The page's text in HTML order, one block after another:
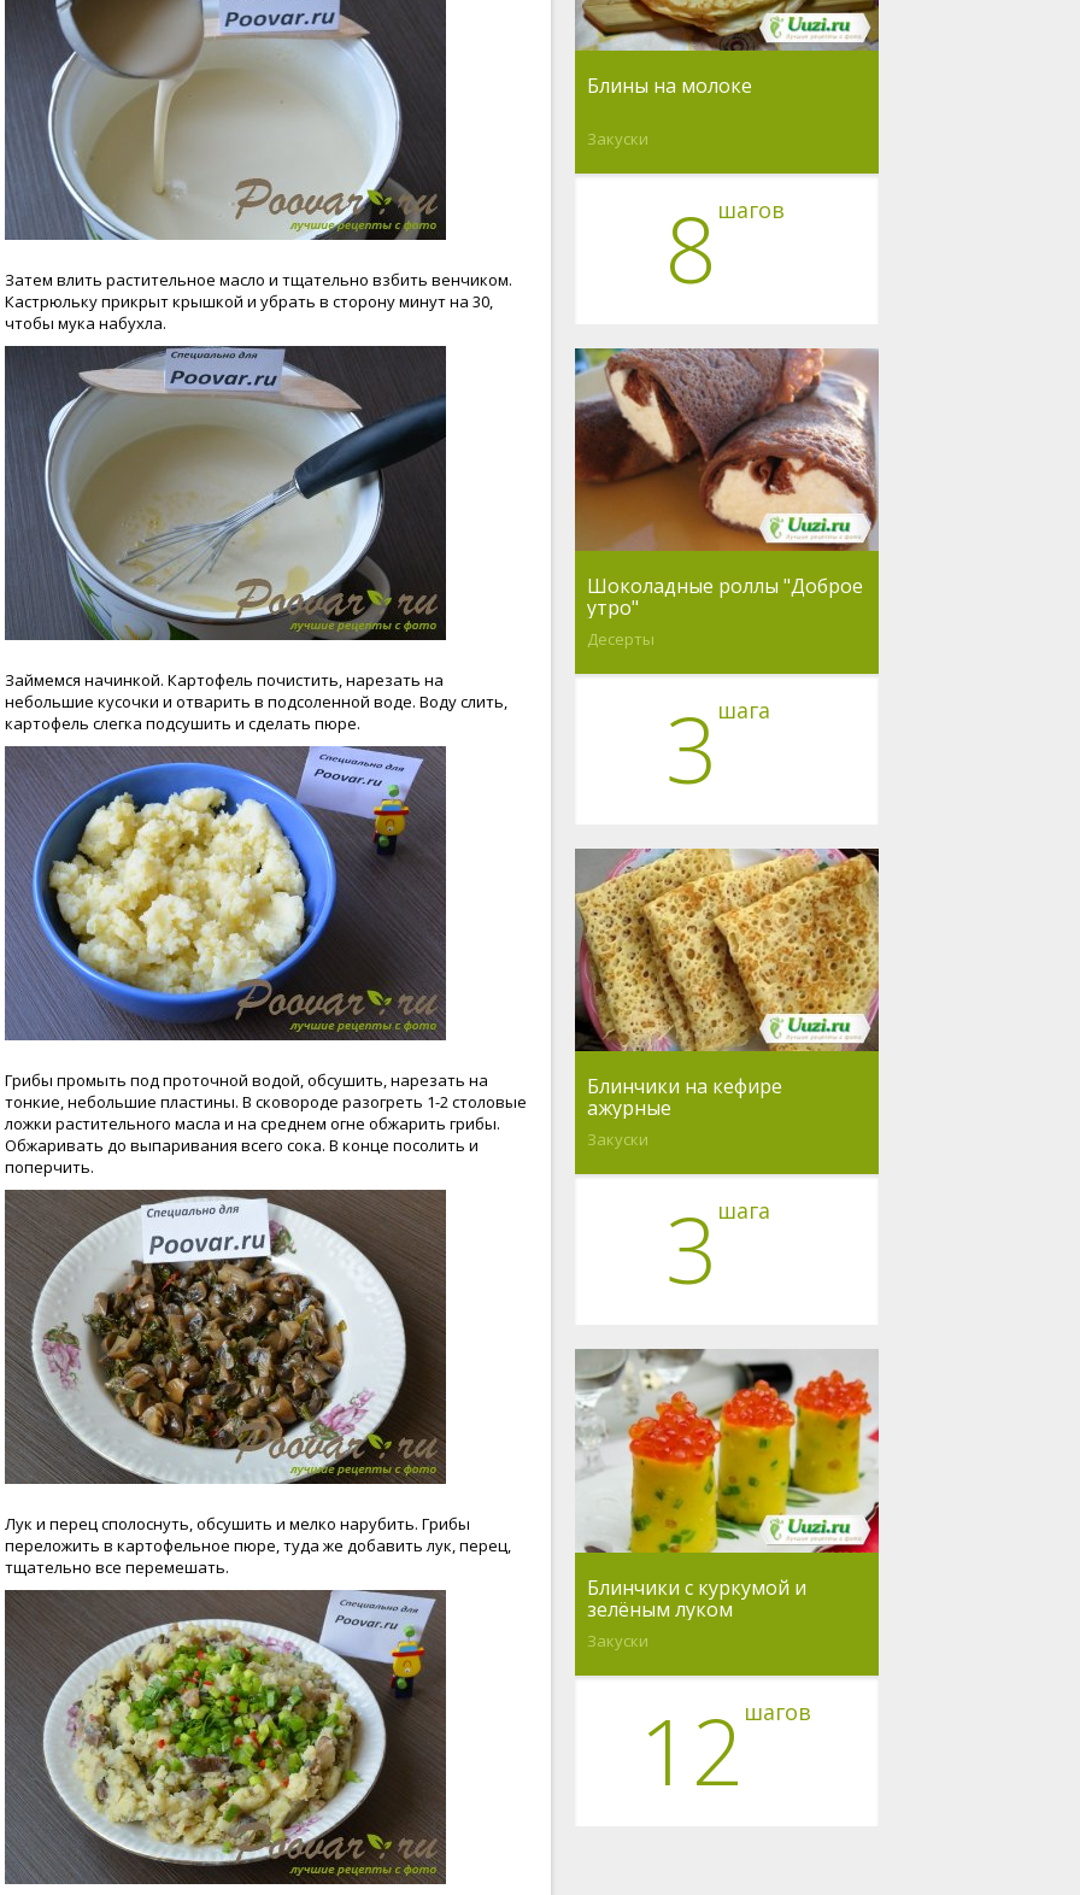
Затем влить растительное масло и тщательно взбить венчиком.
Кастрюльку прикрыт крышкой и убрать в сторону минут на 30,
чтобы мука набухла.
Займемся начинкой. Картофель почистить, нарезать на
небольшие кусочки и отварить в подсоленной воде. Воду слить,
картофель слегка подсушить и сделать пюре.
Грибы промыть под проточной водой, обсушить, нарезать на
тонкие, небольшие пластины. В сковороде разогреть 1-2 столовые
ложки растительного масла и на среднем огне обжарить грибы.
Обжаривать до выпаривания всего сока. В конце посолить и
поперчить.
Лук и перец сполоснуть, обсушить и мелко нарубить. Грибы
переложить в картофельное пюре, туда же добавить лук, перец,
тщательно все перемешать.
Блины на молоке
Закуски
8 шагов
Шоколадные роллы "Доброе
утро"
Десерты
3 шага
Блинчики на кефире
ажурные
Закуски
3 шага
Блинчики с куркумой и
зелёным луком
Закуски
12 шагов